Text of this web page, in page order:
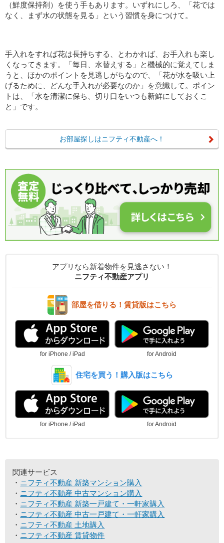
（鮮度保持剤）を使う手もあります。いずれにしろ、「花では
なく、まず水の状態を見る」という習慣を身につけて。
手入れをすれば花は長持ちする、とわかれば、お手入れも楽し
くなってきます。「毎日、水替えする」と機械的に覚えてしま
うと、ほかのポイントを見逃しがちなので、「花が水を吸い上
げるために、どんな手入れが必要なのか」を意識して。ポイン
トは、「水を清潔に保ち、切り口をいつも新鮮にしておくこ
と」です。
お部屋探しはニフティ不動産へ！
アプリなら新着物件を見逃さない！
ニフティ不動産アプリ
部屋を借りる！賃貸版はこちら
for iPhone / iPad for Android
住宅を買う！購入版はこちら
for iPhone / iPad for Android
関連サービス
ニフティ不動産 新築マンション購入
ニフティ不動産 中古マンション購入
ニフティ不動産 新築一戸建て・一軒家購入
ニフティ不動産 中古一戸建て・一軒家購入
ニフティ不動産 土地購入
ニフティ不動産 賃貸物件